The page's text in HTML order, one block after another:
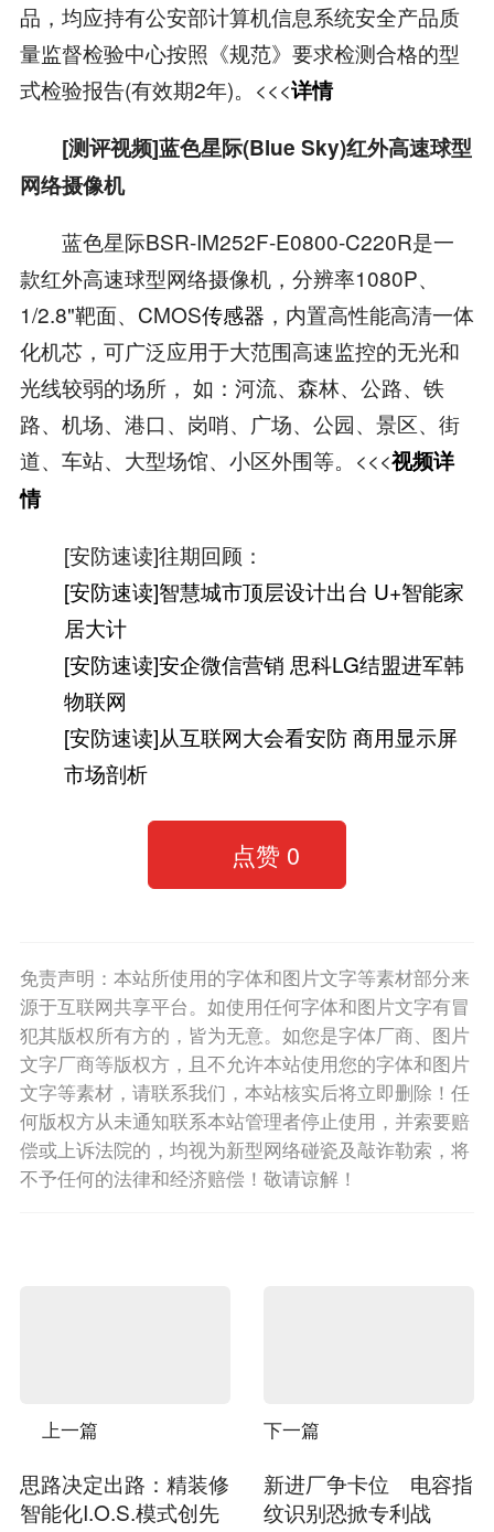
品，均应持有公安部计算机信息系统安全产品质
量监督检验中心按照《规范》要求检测合格的型
式检验报告(有效期2年)。<<<详情
[测评视频]蓝色星际(Blue Sky)红外高速球型
网络摄像机
蓝色星际BSR-IM252F-E0800-C220R是一
款红外高速球型网络摄像机，分辨率1080P、
1/2.8"靶面、CMOS传感器 ，内置高性能高清一体
化机芯，可广泛应用于大范围高速监控的无光和
光线较弱的场所， 如：河流、森林、公路、铁
路、机场、港口、岗哨、广场、公园、景区、街
道、车站、大型场馆、小区外围等。<<<视频详
情
[安防速读]往期回顾：
[安防速读]智慧城市顶层设计出台 U+智能家
居大计
[安防速读]安企微信营销 思科LG结盟进军韩
物联网
[安防速读]从互联网大会看安防 商用显示屏
市场剖析
点赞 0
免责声明：本站所使用的字体和图片文字等素材部分来
源于互联网共享平台。如使用任何字体和图片文字有冒
犯其版权所有方的，皆为无意。如您是字体厂商、图片
文字厂商等版权方，且不允许本站使用您的字体和图片
文字等素材，请联系我们，本站核实后将立即删除！任
何版权方从未通知联系本站管理者停止使用，并索要赔
偿或上诉法院的，均视为新型网络碰瓷及敲诈勒索，将
不予任何的法律和经济赔偿！敬请谅解！
上一篇
思路决定出路：精装修
智能化I.O.S.模式创先
下一篇
新进厂争卡位 电容指
纹识别恐掀专利战